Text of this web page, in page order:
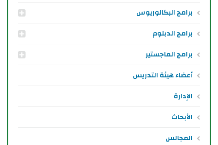
برامج البكالوريوس
برامج الدبلوم
برامج الماجستير
أعضاء هيئة التدريس
الإدارة
الأبحاث
المجالس